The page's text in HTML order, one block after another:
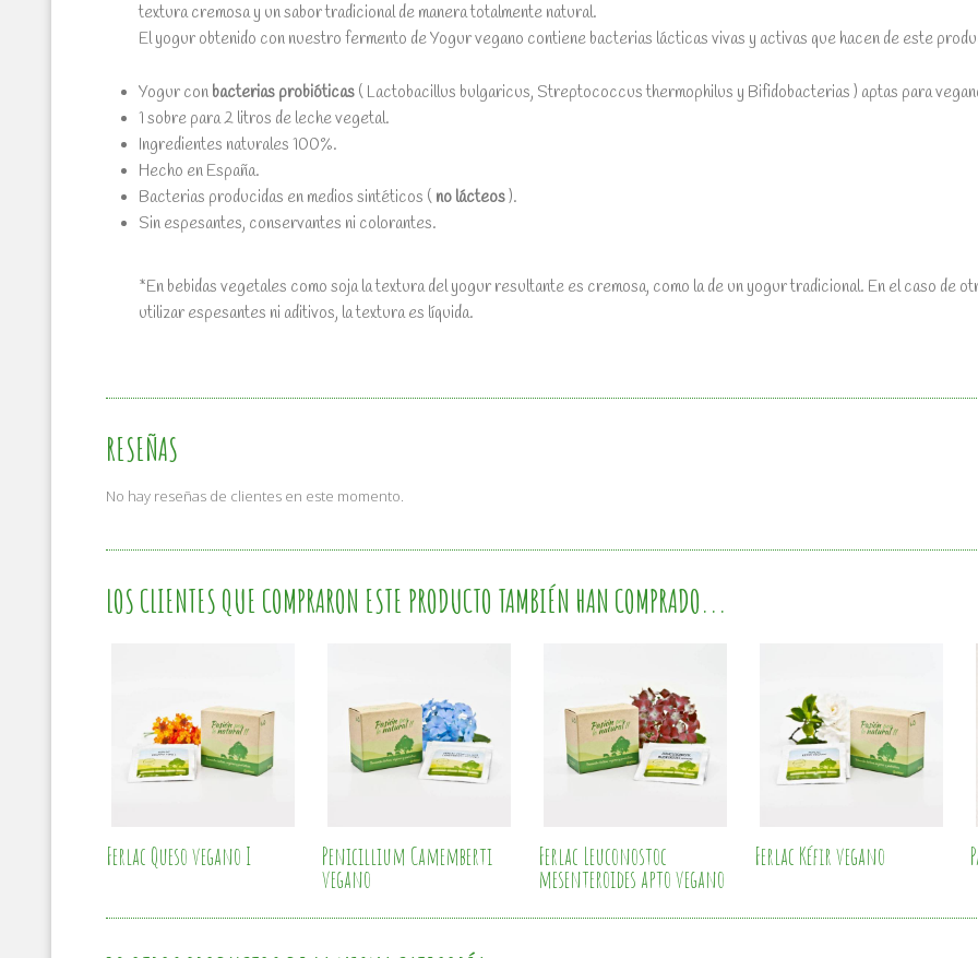
textura cremosa y un sabor tradicional de manera totalmente natural.
El yogur obtenido con nuestro fermento de Yogur vegano contiene bacterias lácticas vivas y activas que hacen de este
Yogur con bacterias probióticas ( Lactobacillus bulgaricus, Streptococcus thermophilus y Bifidobacterias ) aptas para
1 sobre para 2 litros de leche vegetal.
Ingredientes naturales 100%.
Hecho en España.
Bacterias producidas en medios sintéticos ( no lácteos).
Sin espesantes, conservantes ni colorantes.
*En bebidas vegetales como soja la textura del yogur resultante es cremosa, como la de un yogur tradicional. En el caso de
utilizar espesantes ni aditivos, la textura es líquida.
RESEÑAS
No hay reseñas de clientes en este momento.
LOS CLIENTES QUE COMPRARON ESTE PRODUCTO TAMBIÉN HAN COMPRADO...
Ferlac Queso vegano I Penicillium Camemberti
vegano
Ferlac Leuconostoc
mesenteroides apto vegano
Ferlac Kéfir vegano